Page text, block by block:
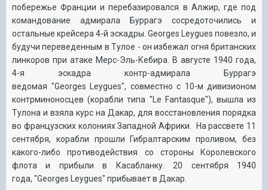
побережье Франции и перебазировался в Алжир, где под
командование адмирала Буррагэ сосредоточились и
остальные крейсера 4-й эскадры. Georges Leygues повезло, и
будучи переведенным в Тулое - он избежал огня британских
линкоров при атаке Мерс-Эль-Кебира . В августе 1940 года,
4-я эскадра контр-адмирала Буррагэ
ведомая "Georges Leygues", совместно с 10-м дивизионом
контрминоносцев (корабли типа "Le Fantasque"), вышла из
Тулона и взяла курс на Дакар, для восстановления порядка
во французских колониях Западной Африки.
На рассвете 11
сентября, корабли прошли Гибралтарским проливом, без
какого-либо противодействия со стороны Королевского
флота и прибыли в Касабланку. 20 сентября 1940
года, "Georges Leygues" прибывает в Дакар.